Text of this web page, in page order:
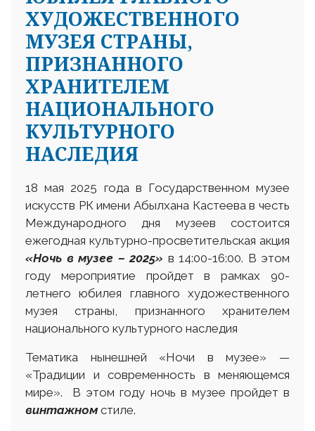
ХУДОЖЕСТВЕННОГО
МУЗЕЯ СТРАНЫ,
ПРИЗНАННОГО
ХРАНИТЕЛЕМ
НАЦИОНАЛЬНОГО
КУЛЬТУРНОГО
НАСЛЕДИЯ
18 мая 2025 года в Государственном музее
искусств РК имени Абылхана Кастеева в честь
Международного дня музеев состоится
ежегодная культурно-просветительская акция
«Ночь в музее – 2025» в 14:00-16:00. В этом
году мероприятие пройдет в рамках 90-
летнего юбилея главного художественного
музея страны, признанного хранителем
национального культурного наследия
Тематика нынешней «Ночи в музее» —
«Традиции и современность в меняющемся
мире». В этом году ночь в музее пройдет в
винтажном стиле.